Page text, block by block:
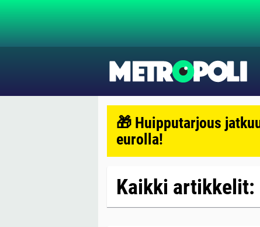
🎁 Huipputarjous
eurolla!
Kaikki artikkelit: